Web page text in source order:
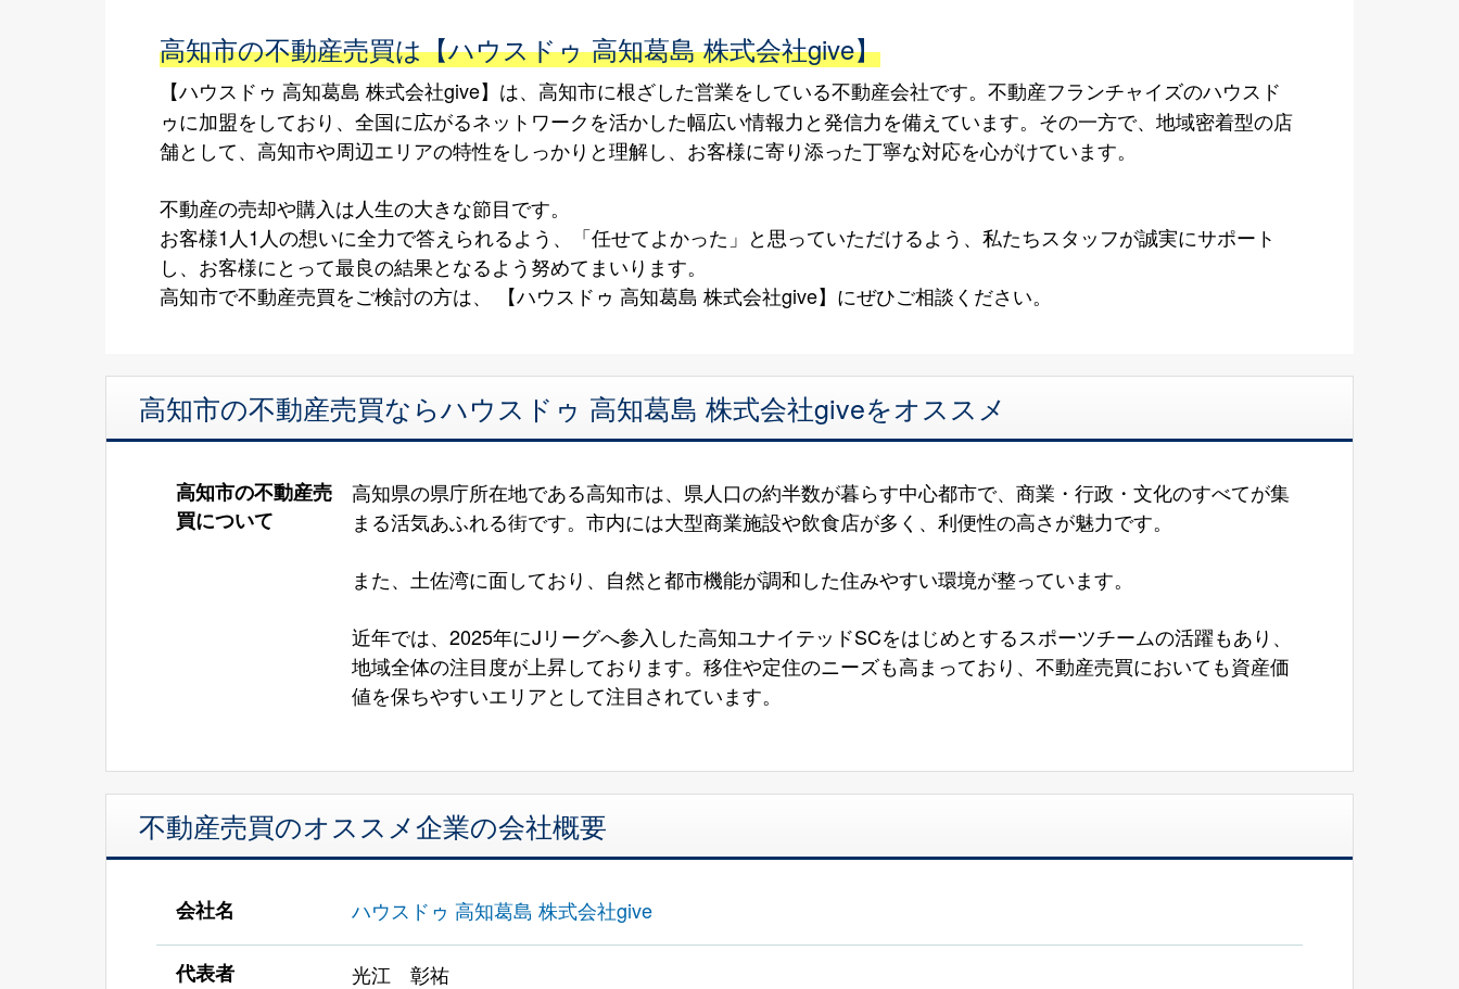
高知市の不動産売買は【ハウスドゥ 高知葛島 株式会社give】
【ハウスドゥ 高知葛島 株式会社give】は、高知市に根ざした営業をしている不動産会社です。不動産フランチャイズのハウスド
ゥに加盟をしており、全国に広がるネットワークを活かした幅広い情報力と発信力を備えています。その一方で、地域密着型の店
舗として、高知市や周辺エリアの特性をしっかりと理解し、お客様に寄り添った丁寧な対応を心がけています。
不動産の売却や購入は人生の大きな節目です。
お客様1人1人の想いに全力で答えられるよう、「任せてよかった」と思っていただけるよう、私たちスタッフが誠実にサポート
し、お客様にとって最良の結果となるよう努めてまいります。
高知市で不動産売買をご検討の方は、 【ハウスドゥ 高知葛島 株式会社give】にぜひご相談ください。
高知市の不動産売買ならハウスドゥ 高知葛島 株式会社giveをオススメ
高知市の不動産売
買について
高知県の県庁所在地である高知市は、県人口の約半数が暮らす中心都市で、商業・行政・文化のすべてが集
まる活気あふれる街です。市内には大型商業施設や飲食店が多く、利便性の高さが魅力です。
また、土佐湾に面しており、自然と都市機能が調和した住みやすい環境が整っています。
近年では、2025年にJリーグへ参入した高知ユナイテッドSCをはじめとするスポーツチームの活躍もあり、
地域全体の注目度が上昇しております。移住や定住のニーズも高まっており、不動産売買においても資産価
値を保ちやすいエリアとして注目されています。
不動産売買のオススメ企業の会社概要
会社名 ハウスドゥ 高知葛島 株式会社give
代表者 光江 彰祐